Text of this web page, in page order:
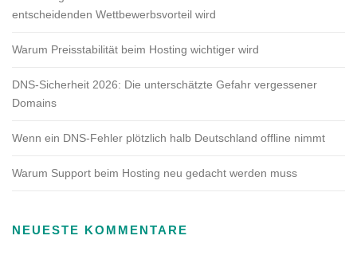
entscheidenden Wettbewerbsvorteil wird
Warum Preisstabilität beim Hosting wichtiger wird
DNS-Sicherheit 2026: Die unterschätzte Gefahr vergessener
Domains
Wenn ein DNS-Fehler plötzlich halb Deutschland offline nimmt
Warum Support beim Hosting neu gedacht werden muss
NEUESTE KOMMENTARE